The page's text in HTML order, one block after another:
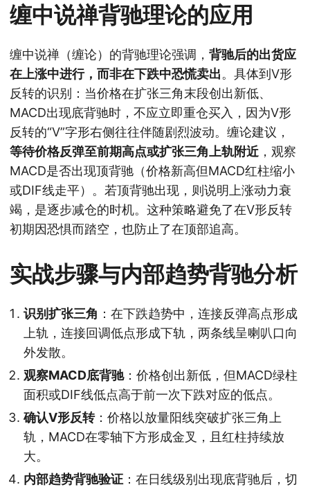
缠中说禅背驰理论的应用
缠中说禅（缠论）的背驰理论强调， 背驰后的出货应
在上涨中进行，而非在下跌中恐慌卖出。具体到V形
反转的识别：当价格在扩张三角末段创出新低、
MACD出现底背驰时，不应立即重仓买入，因为V形
反转的“V”字形右侧往往伴随剧烈波动。缠论建议，
等待价格反弹至前期高点或扩张三角上轨附近 ，观察
MACD是否出现顶背驰（价格新高但MACD红柱缩小
或DIF线走平）。若顶背驰出现，则说明上涨动力衰
竭，是逐步减仓的时机。这种策略避免了在V形反转
初期因恐惧而踏空，也防止了在顶部追高。
实战步骤与内部趋势背驰分析
识别扩张三角 ：在下跌趋势中，连接反弹高点形成
上轨，连接回调低点形成下轨，两条线呈喇叭口向
外发散。
观察MACD底背驰：价格创出新低，但MACD绿柱
面积或DIF线低点高于前一次下跌对应的低点。
确认V形反转：价格以放量阳线突破扩张三角上
轨，MACD在零轴下方形成金叉，且红柱持续放
大。
内部趋势背驰验证 ：在日线级别出现底背驰后，切